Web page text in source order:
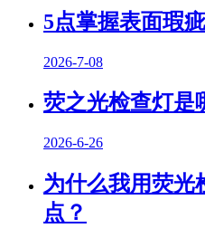
5点掌握表面瑕
2026-7-08
荧之光检查灯是
2026-6-26
为什么我用荧光
点？